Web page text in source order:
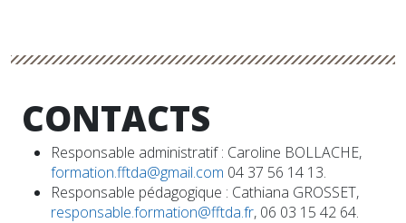
CONTACTS
Responsable administratif : Caroline BOLLACHE,
formation.fftda@gmail.com 04 37 56 14 13.
Responsable pédagogique : Cathiana GROSSET,
responsable.formation@fftda.fr, 06 03 15 42 64.